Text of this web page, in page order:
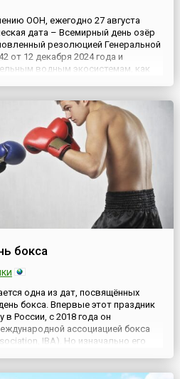
ООН, ежегодно 27 августа
дата – Всемирный день озёр
резолюцией Генеральной
от 12 декабря 2024 года и
водным экосистемам, как
бокса
одна из дат, посвящённых
бокса. Впервые этот праздник
в России, с 2018 года он
ассоциацией бокса
IBA). Но изначально его